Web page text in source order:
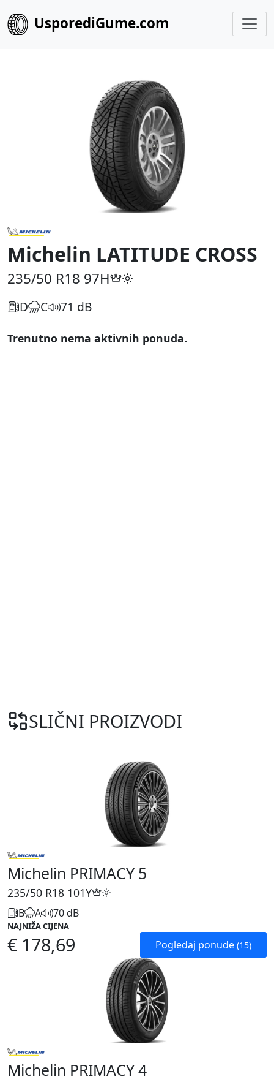
UsporediGume.com
Michelin LATITUDE CROSS
235/50 R18 97H
D C 71 dB
Trenutno nema aktivnih ponuda.
SLIČNI PROIZVODI
Michelin PRIMACY 5
235/50 R18 101Y
B A 70 dB
NAJNIŽA CIJENA
€ 178,69 Pogledaj ponude (15)
Michelin PRIMACY 4